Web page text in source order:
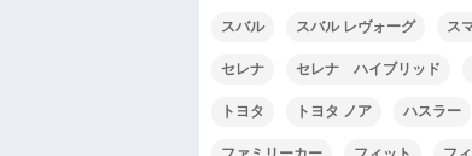
スバル スバル レヴォーグ ス
セレナ セレナ ハイブリッド
トヨタ トヨタ ノア ハスラー